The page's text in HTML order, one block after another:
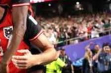
آراء حرة
ركن الألعاب
بطولات